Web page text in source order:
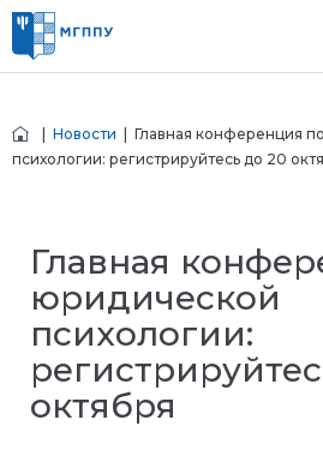
Новости | Главная конференция
психологии: регистрируйтесь до 20
Главная
юридической
психологии:
октября